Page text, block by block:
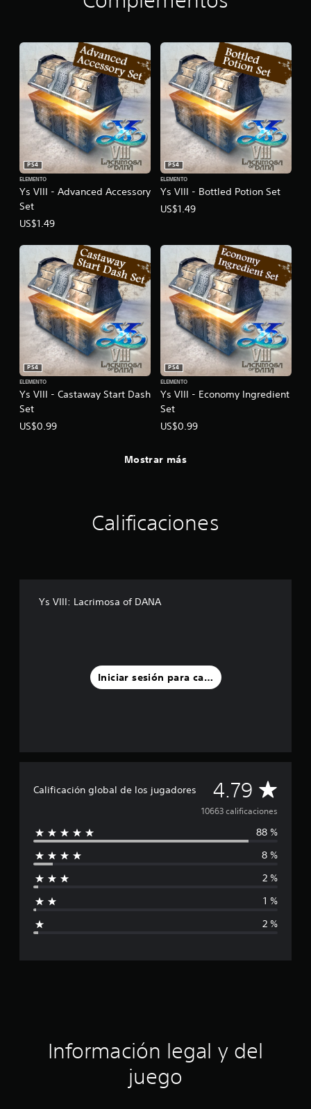
Ys VIII - Advanced Accessory
Set
PS4
ELEMENTO
US$1.49
Ys VIII - Bottled Potion Set
PS4
ELEMENTO
US$1.49
Ys VIII - Castaway Start Dash
Set
PS4
ELEMENTO
US$0.99
Ys VIII - Economy Ingredient
Set
PS4
ELEMENTO
US$0.99
Mostrar más
Calificaciones
Ys VIII: Lacrimosa of DANA
Iniciar sesión para calificar
Calificación global de los jugadores 4.79 C
a
l
a
ó
10663 calificaciones
88 %
8 %
2 %
1 %
2 %
Información legal y del
juego